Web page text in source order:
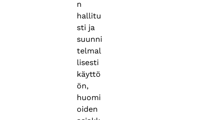
n
hallitu
sti ja
suunni
telmal
lisesti
käyttö
ön,
huomi
oiden